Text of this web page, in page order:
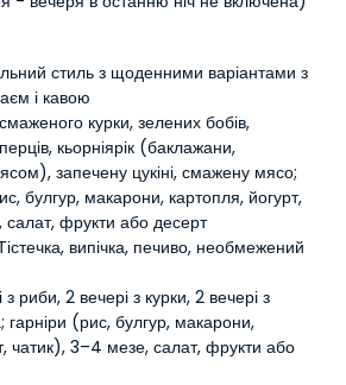
стиль з щоденними варіантами з
і кавою
курки, зелених бобів,
кьорніярік (баклажани,
запечену цукіні, смажену мясо;
булгур, макарони, картопля, йогурт,
фрукти або десерт
випічка, печиво, необмежений
з риби, 2 вечері з курки, 2 вечері з
гарніри (рис, булгур, макарони,
чатик), 3–4 мезе, салат, фрукти або